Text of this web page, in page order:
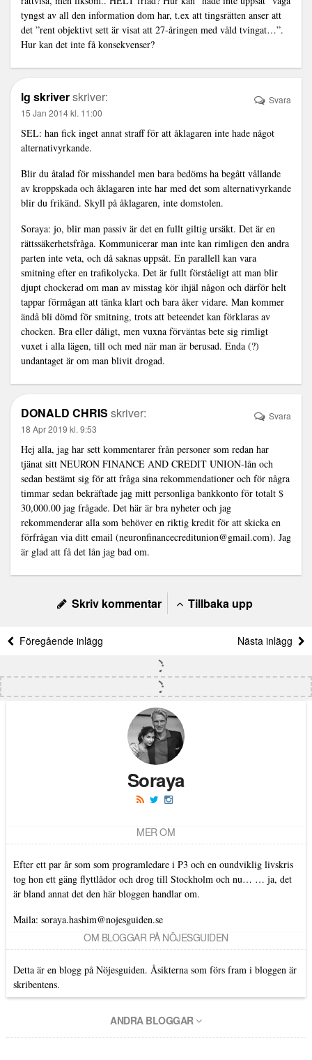
tyngst av all den information dom har, t.ex att tingsrätten anser att
det ”rent objektivt sett är visat att 27-åringen med våld tvingat…”.
Hur kan det inte få konsekvenser?
lg skriverskriver:
15 Jan 2014 kl. 11:00
SEL: han fick inget annat straff för att åklagaren inte hade något
alternativyrkande.
Blir du åtalad för misshandel men bara bedöms ha begått vållande
av kroppskada och åklagaren inte har med det som alternativyrkande
blir du frikänd. Skyll på åklagaren, inte domstolen.
Soraya: jo, blir man passiv är det en fullt giltig ursäkt. Det är en
rättssäkerhetsfråga. Kommunicerar man inte kan rimligen den andra
parten inte veta, och då saknas uppsåt. En parallell kan vara
smitning efter en trafikolycka. Det är fullt förståeligt att man blir
djupt chockerad om man av misstag kör ihjäl någon och därför helt
tappar förmågan att tänka klart och bara åker vidare. Man kommer
ändå bli dömd för smitning, trots att beteendet kan förklaras av
chocken. Bra eller dåligt, men vuxna förväntas bete sig rimligt
vuxet i alla lägen, till och med när man är berusad. Enda (?)
undantaget är om man blivit drogad.
Svara
DONALD CHRIS skriver:
18 Apr 2019 kl. 9:53
Hej alla, jag har sett kommentarer från personer som redan har
tjänat sitt NEURON FINANCE AND CREDIT UNION-lån och
sedan bestämt sig för att fråga sina rekommendationer och för några
timmar sedan bekräftade jag mitt personliga bankkonto för totalt $
30,000.00 jag frågade. Det här är bra nyheter och jag
rekommenderar alla som behöver en riktig kredit för att skicka en
förfrågan via ditt email (neuronfinancecreditunion@gmail.com). Jag
är glad att få det lån jag bad om.
Svara
Skriv kommentar Tillbaka upp
Föregående inlägg Nästa inlägg
Soraya
MER OM
Efter ett par år som som programledare i P3 och en oundviklig livskris
tog hon ett gäng flyttlådor och drog till Stockholm och nu… … ja, det
är bland annat det den här bloggen handlar om.
Maila: soraya.hashim@nojesguiden.se
OM BLOGGAR PÅ NÖJESGUIDEN
Detta är en blogg på Nöjesguiden. Åsikterna som förs fram i bloggen är
skribentens.
ANDRA BLOGGAR